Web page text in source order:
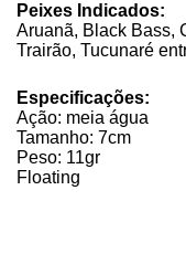
Peixes Indicados:
Aruanã, Black Bass,
Trairão, Tucunaré
Especificações:
Ação: meia água
Tamanho: 7cm
Peso: 11gr
Floating